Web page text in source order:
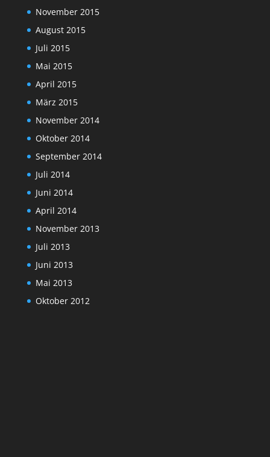
November 2015
August 2015
Juli 2015
Mai 2015
April 2015
März 2015
November 2014
Oktober 2014
September 2014
Juli 2014
Juni 2014
April 2014
November 2013
Juli 2013
Juni 2013
Mai 2013
Oktober 2012